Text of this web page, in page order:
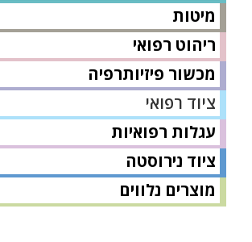
מיטות
ריהוט רפואי
מכשור פיזיותרפיה
ציוד רפואי
עגלות רפואיות
ציוד נירוסטה
מוצרים נלווים